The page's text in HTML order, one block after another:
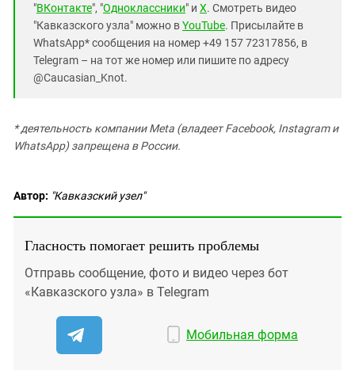
"ВКонтакте", "Одноклассники" и X. Смотреть видео
"Кавказского узла" можно вYouTube. Присылайте в
WhatsApp* сообщения на номер +49 157 72317856, в
Telegram – на тот же номер или пишите по адресу
@Caucasian_Knot.
* деятельность компании Meta (владеет Facebook, Instagram и
WhatsApp) запрещена в России.
Автор: "Кавказский узел"
Гласность помогает решить проблемы
Отправь сообщение, фото и видео через бот
«Кавказского узла» в Telegram
Мобильная форма